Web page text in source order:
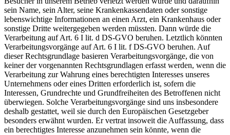
sein Name, sein Alter, seine Krankenkassendaten oder sonstige
lebenswichtige Informationen an einen Arzt, ein Krankenhaus oder
sonstige Dritte weitergegeben werden müssten. Dann würde die
Verarbeitung auf Art. 6 I lit. d DS-GVO beruhen. Letztlich könnten
Verarbeitungsvorgänge auf Art. 6 I lit. f DS-GVO beruhen. Auf
dieser Rechtsgrundlage basieren Verarbeitungsvorgänge, die von
keiner der vorgenannten Rechtsgrundlagen erfasst werden, wenn die
Verarbeitung zur Wahrung eines berechtigten Interesses unseres
Unternehmens oder eines Dritten erforderlich ist, sofern die
Interessen, Grundrechte und Grundfreiheiten des Betroffenen nicht
überwiegen. Solche Verarbeitungsvorgänge sind uns insbesondere
deshalb gestattet, weil sie durch den Europäischen Gesetzgeber
besonders erwähnt wurden. Er vertrat insoweit die Auffassung, dass
ein berechtigtes Interesse anzunehmen sein könnte, wenn die